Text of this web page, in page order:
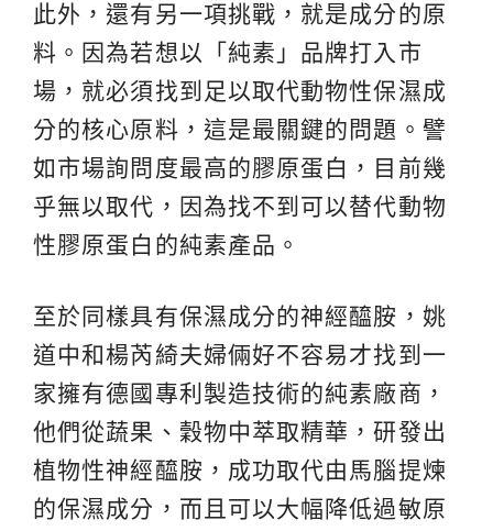
此外，還有另一項挑戰，就是成分的原
料。因為若想以「純素」品牌打入市
場，就必須找到足以取代動物性保濕成
分的核心原料，這是最關鍵的問題。譬
如市場詢問度最高的膠原蛋白，目前幾
乎無以取代，因為找不到可以替代動物
性膠原蛋白的純素產品。
至於同樣具有保濕成分的神經醯胺，姚
道中和楊芮綺夫婦倆好不容易才找到一
家擁有德國專利製造技術的純素廠商，
他們從蔬果、穀物中萃取精華，研發出
植物性神經醯胺，成功取代由馬腦提煉
的保濕成分，而且可以大幅降低過敏原